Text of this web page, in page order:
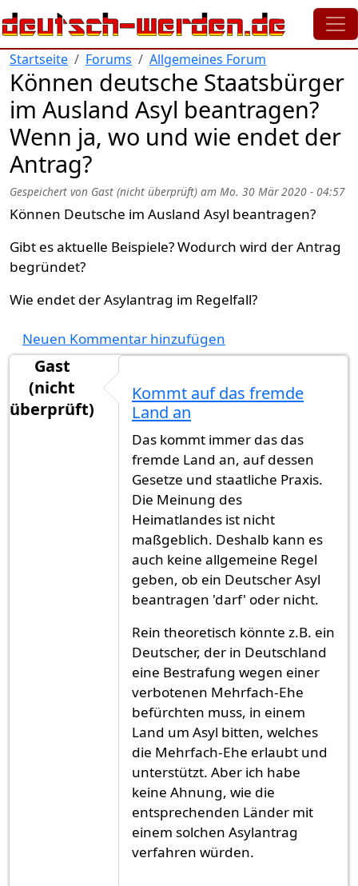
Direkt zum Inhalt
Startseite Forums Allgemeines Forum
Können deutsche Staatsbürger
im Ausland Asyl beantragen?
Wenn ja, wo und wie endet der
Antrag?
Gespeichert von Gast (nicht überprüft) am Mo. 30 Mär 2020 - 04:57
Können Deutsche im Ausland Asyl beantragen?
Gibt es aktuelle Beispiele? Wodurch wird der Antrag
begründet?
Wie endet der Asylantrag im Regelfall?
Neuen Kommentar hinzufügen
Gast
(nicht
überprüft)
Kommt auf das fremde
Land an
Das kommt immer das das
fremde Land an, auf dessen
Gesetze und staatliche Praxis.
Die Meinung des
Heimatlandes ist nicht
maßgeblich. Deshalb kann es
auch keine allgemeine Regel
geben, ob ein Deutscher Asyl
beantragen 'darf' oder nicht.
Rein theoretisch könnte z.B. ein
Deutscher, der in Deutschland
eine Bestrafung wegen einer
verbotenen Mehrfach-Ehe
befürchten muss, in einem
Land um Asyl bitten, welches
die Mehrfach-Ehe erlaubt und
unterstützt. Aber ich habe
keine Ahnung, wie die
entsprechenden Länder mit
einem solchen Asylantrag
verfahren würden.